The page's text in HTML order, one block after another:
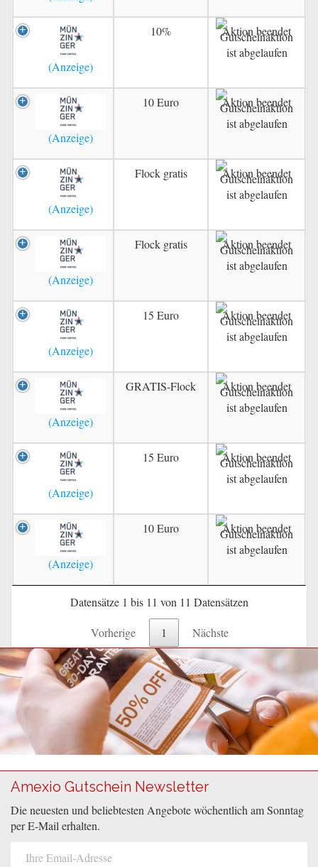
10% Aktion beendet
10 Euro Aktion beendet
Flock gratis Aktion beendet
Flock gratis Aktion beendet
15 Euro Aktion beendet
GRATIS-Flock Aktion beendet
15 Euro Aktion beendet
10 Euro Aktion beendet
Datensätze 1 bis 11 von 11 Datensätzen
Vorherige 1 Nächste
Amexio Gutschein Newsletter
Die neuesten und beliebtesten Angebote wöchentlich am Sonntag
per E-Mail erhalten.